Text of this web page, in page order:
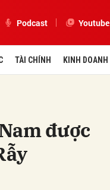
Podcast Youtube
TÀI CHÍNH KINH DOANH
được